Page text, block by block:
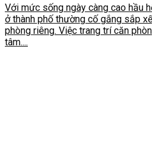
Với mức sống ngày càng cao hầu
ở thành phố thường cố gắng sắp
phòng riêng. Việc trang trí căn
tâm....